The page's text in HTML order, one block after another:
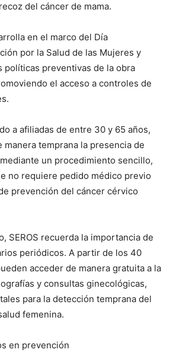
del cáncer de mama.
en el marco del Día
por la Salud de las Mujeres y
políticas preventivas de la obra
el acceso a controles de
a afiliadas de entre 30 y 65 años,
temprana la presencia de
un procedimiento sencillo,
no requiere pedido médico previo
prevención del cáncer cérvico
SEROS recuerda la importancia de
periódicos. A partir de los 40
acceder de manera gratuita a la
y consultas ginecológicas,
para la detección temprana del
femenina.
en prevención